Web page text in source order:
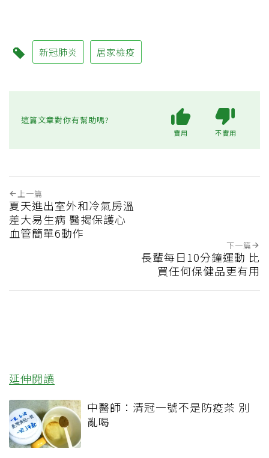
新冠肺炎 居家檢疫
這篇文章對你有幫助嗎?
實用 不實用
上一篇
夏天進出室外和冷氣房溫
差大易生病 醫揭保護心
血管簡單6動作
下一篇
長輩每日10分鐘運動 比
買任何保健品更有用
延伸閱讀
中醫師：清冠一號不是防疫茶 別
亂喝